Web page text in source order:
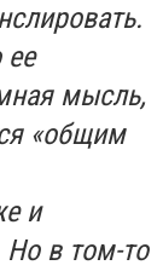
ее
мысль,
«общим
и
Но в том-то